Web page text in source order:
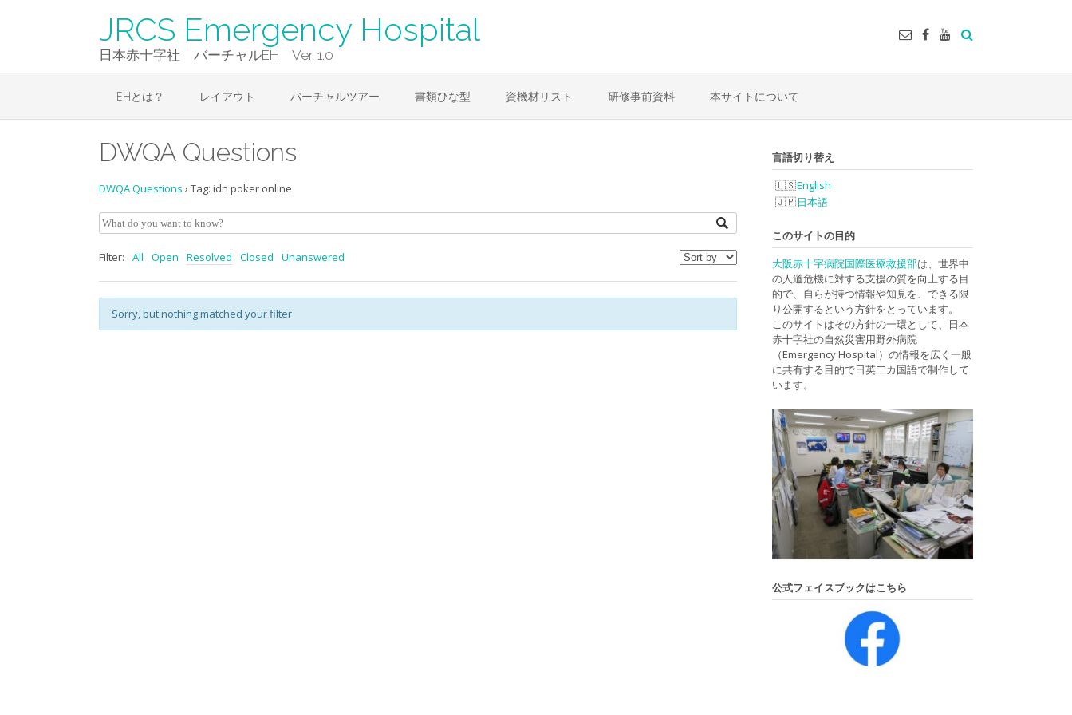
JRCS Emergency Hospital
日本赤十字社 バーチャルEH Ver. 1.0
EHとは？ レイアウト バーチャルツアー 書類ひな型 資機材リスト 研修事前資料 本サイトについて
DWQA Questions
DWQA Questions › Tag: idn poker online
Filter: All Open Resolved Closed Unanswered
Sorry, but nothing matched your filter
言語切り替え
English
日本語
このサイトの目的
大阪赤十字病院国際医療救援部は、世界中
の人道危機に対する支援の質を向上する目
的で、自らが持つ情報や知見を、できる限
り公開するという方針をとっています。
このサイトはその方針の一環として、日本
赤十字社の自然災害用野外病院
（Emergency Hospital）の情報を広く一般
に共有する目的で日英二カ国語で制作して
います。
公式フェイスブックはこちら